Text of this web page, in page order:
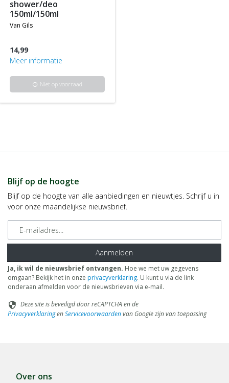
shower/deo
150ml/150ml
van gils
14,99
Meer informatie
info Niet op voorraad
Blijf op de hoogte
Blijf op de hoogte van alle aanbiedingen en nieuwtjes. Schrijf u in
voor onze maandelijkse nieuwsbrief.
E-mailadres
Aanmelden
Ja, ik wil de nieuwsbrief ontvangen. Hoe we met uw gegevens
omgaan? Bekijk het in onze privacyverklaring. U kunt u via de link
onderaan afmelden voor de nieuwsbrieven via e-mail.
security Deze site is beveiligd door reCAPTCHA en de
PrivacyverklaringenServicevoorwaardenvan Google zijn van toepassing
Over ons